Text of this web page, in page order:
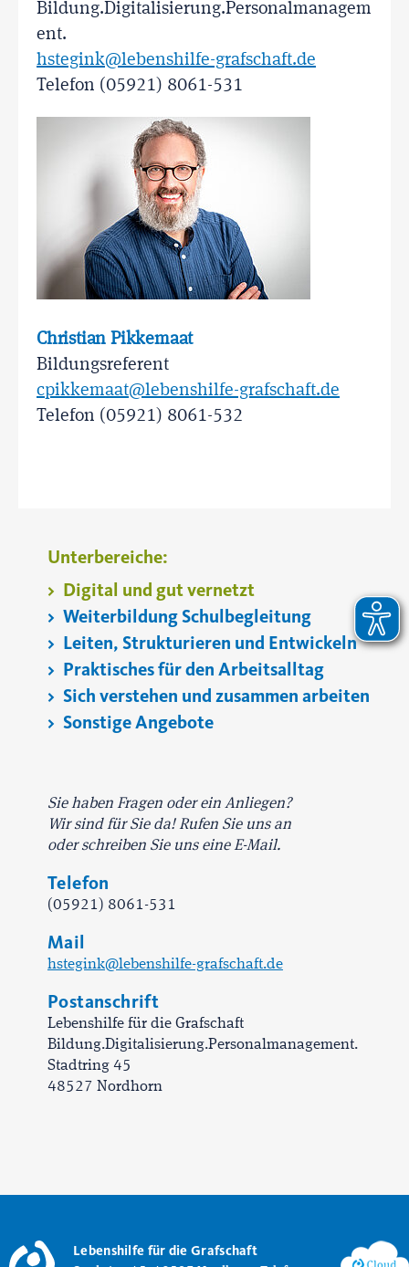
Bildung.Digitalisierung.Personalmanagem
ent.
hstegink@lebenshilfe-grafschaft.de
Telefon (05921) 8061-531
Christian Pikkemaat
Bildungsreferent
cpikkemaat@lebenshilfe-grafschaft.de
Telefon (05921) 8061-532
Unterbereiche:
Digital und gut vernetzt
Weiterbildung Schulbegleitung
Leiten, Strukturieren und Entwickeln
Praktisches für den Arbeitsalltag
Sich verstehen und zusammen arbeiten
Sonstige Angebote
Sie haben Fragen oder ein Anliegen?
Wir sind für Sie da! Rufen Sie uns an
oder schreiben Sie uns eine E-Mail.
Telefon
(05921) 8061-531
Mail
hstegink@lebenshilfe-grafschaft.de
Postanschrift
Lebenshilfe für die Grafschaft
Bildung.Digitalisierung.Personalmanagement.
Stadtring 45
48527 Nordhorn
Lebenshilfe für die Grafschaft